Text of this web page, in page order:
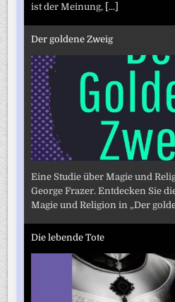
ist der Meinung,
[...]
Der goldene Zweig
Eine Studie über Magie und
George Frazer. Entdecken Sie
Magie und Religion in „Der
Die lebende Tote